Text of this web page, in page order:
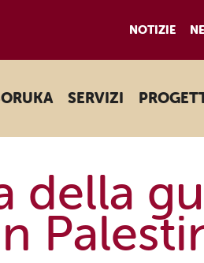
NOTIZIE
SERVIZI
della